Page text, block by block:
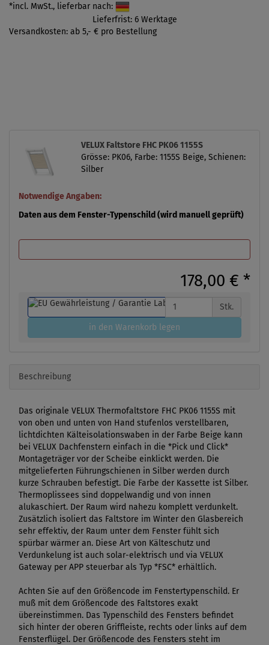
*incl. MwSt., lieferbar nach:
Lieferfrist: 6 Werktage
Versandkosten: ab 5,- € pro Bestellung
VELUX Faltstore FHC PK06 1155S
Grösse: PK06, Farbe: 1155S Beige, Schienen:
Silber
Notwendige Angaben:
Daten aus dem Fenster-Typenschild (wird manuell geprüft)
178,00 € *
Stk.
in den Warenkorb legen
Beschreibung
Das originale VELUX Thermofaltstore FHC PK06 1155S mit
von oben und unten von Hand stufenlos verstellbaren,
lichtdichten Kälteisolationswaben in der Farbe Beige kann
bei VELUX Dachfenstern einfach in die *Pick und Click*
Montageträger vor der Scheibe einklickt werden. Die
mitgelieferten Führungschienen in Silber werden durch
kurze Schrauben befestigt. Die Farbe der Kassette ist Silber.
Thermoplissees sind doppelwandig und von innen
alukaschiert. Der Raum wird nahezu komplett verdunkelt.
Zusätzlich isoliert das Faltstore im Winter den Glasbereich
sehr effektiv, der Raum unter dem Fenster fühlt sich
spürbar wärmer an. Diese Art von Kälteschutz und
Verdunkelung ist auch solar-elektrisch und via VELUX
Gateway per APP steuerbar als Typ *FSC* erhältlich.
Achten Sie auf den Größencode im Fenstertypenschild. Er
muß mit dem Größencode des Faltstores exakt
übereinstimmen. Das Typenschild des Fensters befindet
sich hinter der oberen Griffleiste, rechts oder links auf dem
Fensterflügel. Der Größencode des Fensters steht im